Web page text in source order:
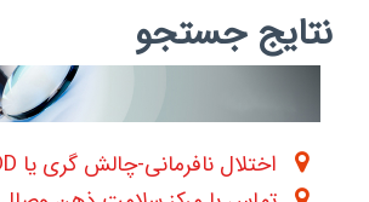
نتایج جستجو
اختلال نافرمانی-چالش گری یا ODD